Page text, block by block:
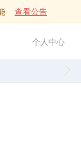
查看公告
个人中心